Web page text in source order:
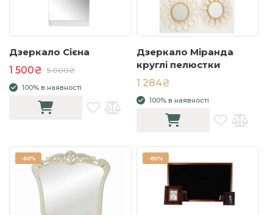
Дзеркало Сієна
1 500₴ 5 000₴
100% в наявності
Дзеркало Міранда
круглі пелюстки
1 284₴
100% в наявності
-60% -80%